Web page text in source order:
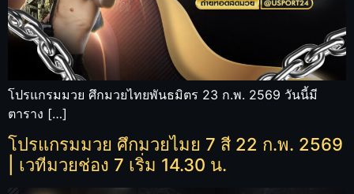
โปรแกรมมวย ศึกมวยไทยพันธมิตร 23 ก.พ. 2569 วันนี้มี
ตาราง […]
โปรแกรมมวย ศึกมวยไมย 7 สี 22 ก.พ. 2569
| เวทีมวยช่อง 7 เริ่ม 14.30 น.